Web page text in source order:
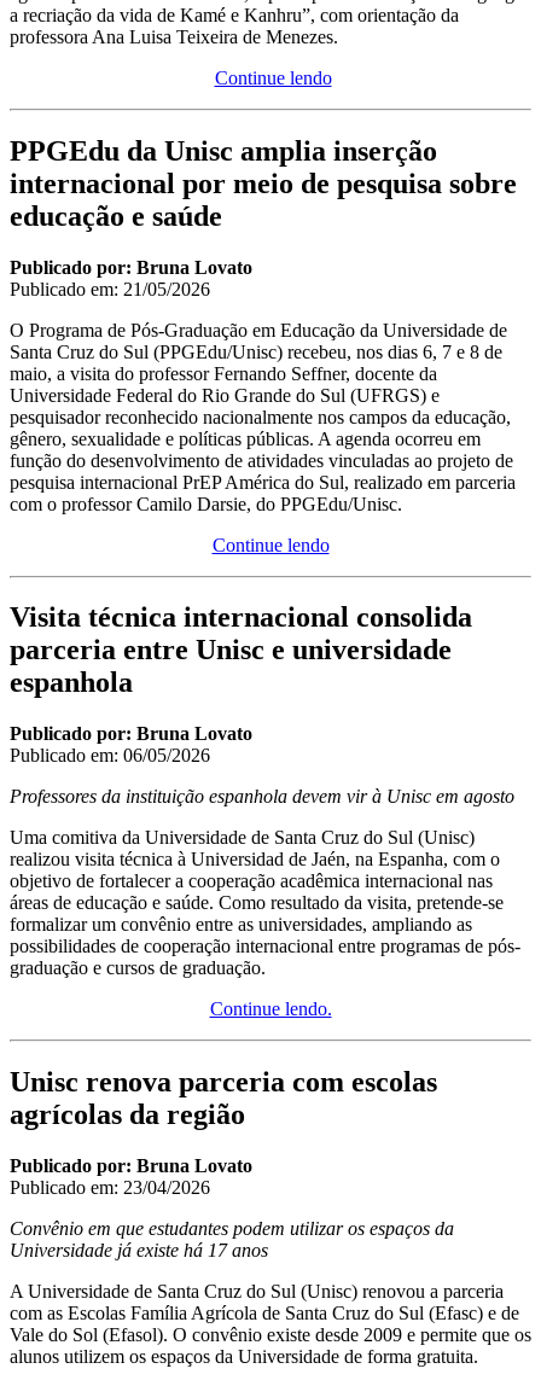
a recriação da vida de Kamé e Kanhru”, com orientação da
professora Ana Luisa Teixeira de Menezes.
Continue lendo
PPGEdu da Unisc amplia inserção
internacional por meio de pesquisa sobre
educação e saúde
Publicado por: Bruna Lovato
Publicado em: 21/05/2026
O Programa de Pós-Graduação em Educação da Universidade de
Santa Cruz do Sul (PPGEdu/Unisc) recebeu, nos dias 6, 7 e 8 de
maio, a visita do professor Fernando Seffner, docente da
Universidade Federal do Rio Grande do Sul (UFRGS) e
pesquisador reconhecido nacionalmente nos campos da educação,
gênero, sexualidade e políticas públicas. A agenda ocorreu em
função do desenvolvimento de atividades vinculadas ao projeto de
pesquisa internacional PrEP América do Sul, realizado em parceria
com o professor Camilo Darsie, do PPGEdu/Unisc.
Continue lendo
Visita técnica internacional consolida
parceria entre Unisc e universidade
espanhola
Publicado por: Bruna Lovato
Publicado em: 06/05/2026
Professores da instituição espanhola devem vir à Unisc em agosto
Uma comitiva da Universidade de Santa Cruz do Sul (Unisc)
realizou visita técnica à Universidad de Jaén, na Espanha, com o
objetivo de fortalecer a cooperação acadêmica internacional nas
áreas de educação e saúde. Como resultado da visita, pretende-se
formalizar um convênio entre as universidades, ampliando as
possibilidades de cooperação internacional entre programas de pós-
graduação e cursos de graduação.
Continue lendo.
Unisc renova parceria com escolas
agrícolas da região
Publicado por: Bruna Lovato
Publicado em: 23/04/2026
Convênio em que estudantes podem utilizar os espaços da
Universidade já existe há 17 anos
A Universidade de Santa Cruz do Sul (Unisc) renovou a parceria
com as Escolas Família Agrícola de Santa Cruz do Sul (Efasc) e de
Vale do Sol (Efasol). O convênio existe desde 2009 e permite que os
alunos utilizem os espaços da Universidade de forma gratuita.